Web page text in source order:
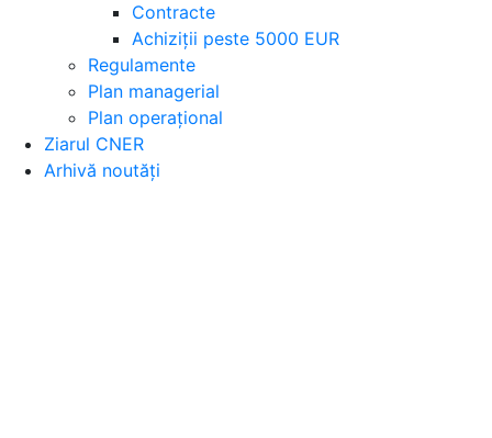
Contracte
Achiziții peste 5000 EUR
Regulamente
Plan managerial
Plan operațional
Ziarul CNER
Arhivă noutăți